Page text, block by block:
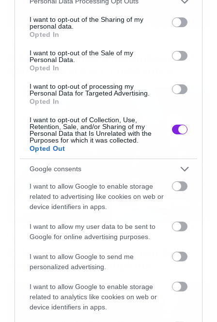
not limited to your visit or usage behaviour. You may click to
grant or deny consent to Google and its third-party tags to
use your data for below specified purposes in below Google
consent section.
I want to opt-out of the Sharing of my
personal data.
Opted In
I want to opt-out of the Sale of my
Personal Data.
Opted In
I want to opt-out of processing my
Personal Data for Targeted Advertising.
Opted In
I want to opt-out of Collection, Use,
Retention, Sale, and/or Sharing of my
Personal Data that Is Unrelated with the
Purposes for which it was collected.
Opted Out
Google consents
I want to allow Google to enable storage
related to advertising like cookies on web or
device identifiers in apps.
I want to allow my user data to be sent to
Google for online advertising purposes.
I want to allow Google to send me
personalized advertising.
I want to allow Google to enable storage
related to analytics like cookies on web or
device identifiers in apps.
Μου έλειψε κατά τη διάρκεια της διαδικασίας,
αλλά έτσι όπως εξελίχθηκε η διαδικασία
νομίζω ότι αποτέλεσε μέρος της ακόμα και αν
δεν ήταν εκεί».
Ο Glenn Hughes αποσύρθηκε
από τις ζωντανές εμφανίσεις
Οι λόγοι της απόλυσης του Sid
Wilson από τους Slipknot